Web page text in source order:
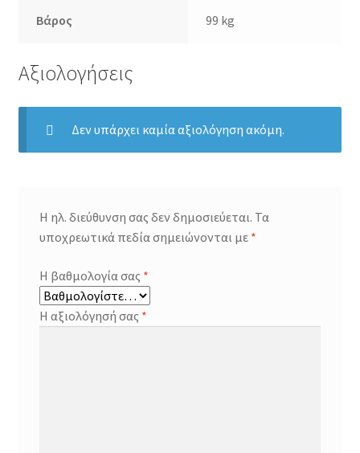
Βάρος 99 kg
Αξιολογήσεις
Δεν υπάρχει καμία αξιολόγηση ακόμη.
Η ηλ. διεύθυνση σας δεν δημοσιεύεται. Τα
υποχρεωτικά πεδία σημειώνονται με *
Η βαθμολογία σας *
Η αξιολόγησή σας *